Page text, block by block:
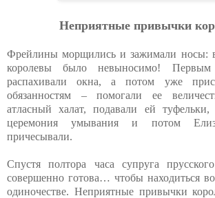
Нeпpиятныe пpивычки
Фрейлины морщились и зажимали носы:
королевы было невыносимо!
распахивали окна, а потом уже
обязанностям – помогали ее
атласный халат, подавали ей туфельки,
церемония умывания и потом
причесывали.
Спустя полтора часа супруга
совершенно готова… чтобы находиться
одиночестве. Неприятные привычки